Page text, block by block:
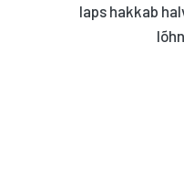
laps hakkab